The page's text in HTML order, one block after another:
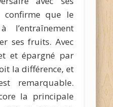
confirme que le
l’entraînement
ses fruits. Avec
et épargné par
la différence, et
remarquable.
la principale